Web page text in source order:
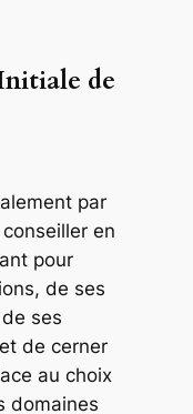
de
par
en
pour
de ses
ses
de cerner
au choix
domaines